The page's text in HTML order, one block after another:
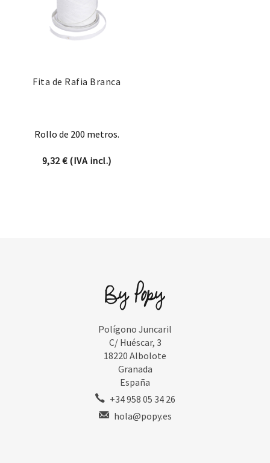
Fita de Rafia Branca
Rollo de 200 metros.
9,32€(IVA incl.)
Polígono Juncaril
C/ Huéscar, 3
18220 Albolote
Granada
España
+34 958 05 34 26
hola@popy.es